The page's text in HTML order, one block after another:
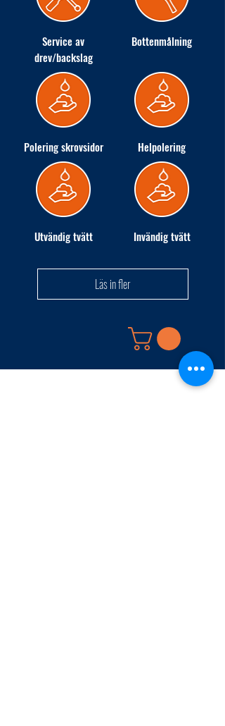
Service av
drev/backslag
Bottenmålning
Polering skrovsidor Helpolering
Utvändig tvätt Invändig tvätt
Läs in fler